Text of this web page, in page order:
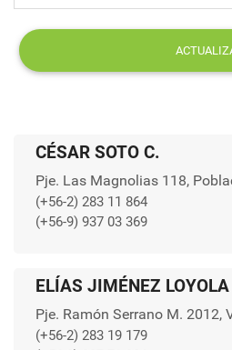
CÉSAR SOTO C.
Pje. Las Magnolias 118,
(+56-2) 283 11 864
(+56-9) 937 03 369
ELÍAS JIMÉNEZ LOYOLA
Pje. Ramón Serrano M. 2012,
(+56-2) 283 19 179